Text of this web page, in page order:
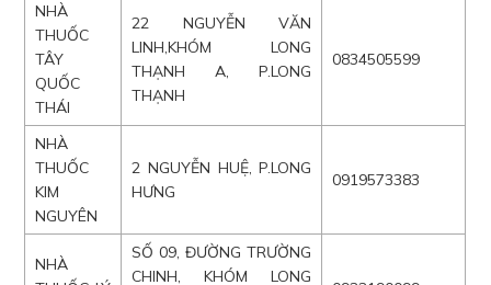
NHÀ
THUỐC
TÂY
QUỐC
THÁI
22 NGUYỄN VĂN
LINH,KHÓM LONG
THẠNH A, P.LONG
THẠNH
0834505599
NHÀ
THUỐC
KIM
NGUYÊN
2 NGUYỄN HUỆ, P.LONG
HƯNG
0919573383
NHÀ
SỐ 09, ĐƯỜNG TRƯỜNG
CHINH, KHÓM LONG